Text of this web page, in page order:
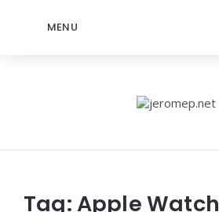
MENU
Tag:Apple Watch